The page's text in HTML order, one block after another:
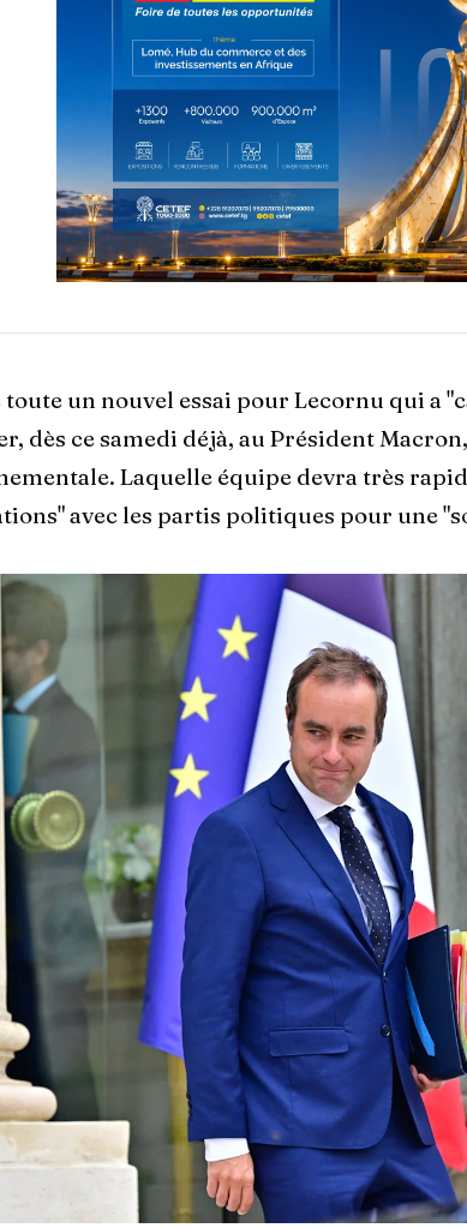
toute un nouvel essai pour Lecornu qui a
dès ce samedi déjà, au Président
Laquelle équipe devra très
avec les partis politiques pour une